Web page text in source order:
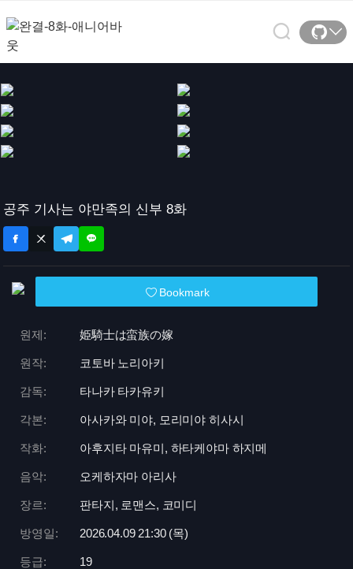
공주 기사는 야만족의 신부 8화
Bookmark
원제: 姫騎士は蛮族の嫁
원작: 코토바 노리아키
감독: 타나카 타카유키
각본: 아사카와 미야, 모리미야 히사시
작화: 아후지타 마유미, 하타케야마 하지메
음악: 오케하자마 아리사
장르: 판타지, 로맨스, 코미디
방영일: 2026.04.09 21:30 (목)
등급: 19